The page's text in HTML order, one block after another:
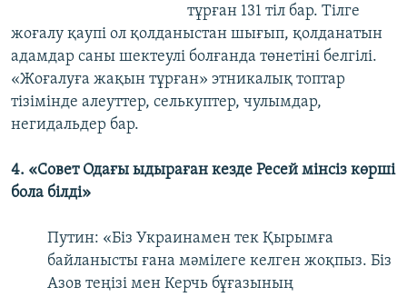
тұрған 131 тіл бар. Тілге
жоғалу қаупі ол қолданыстан шығып, қолданатын
адамдар саны шектеулі болғанда төнетіні белгілі.
«Жоғалуға жақын тұрған» этникалық топтар
тізімінде алеуттер, селькуптер, чулымдар,
негидальдер бар.
4. «Совет Одағы ыдыраған кезде Ресей мінсіз көрші
бола білді»
Путин: «Біз Украинамен тек Қырымға
байланысты ғана мәмілеге келген жоқпыз. Біз
Азов теңізі мен Керчь бұғазының